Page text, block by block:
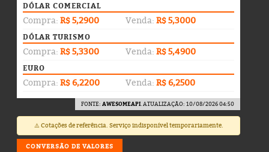
DÓLAR COMERCIAL
Compra: R$ 5,2900 Venda: R$ 5,3000
DÓLAR TURISMO
Compra: R$ 5,3300 Venda: R$ 5,4900
EURO
Compra: R$ 6,2200 Venda: R$ 6,2500
FONTE: AWESOMEAPI. ATUALIZAÇÃO: 10/08/2026 04:50
⚠️ Cotações de referência. Serviço indisponível temporariamente.
CONVERSÃO DE VALORES